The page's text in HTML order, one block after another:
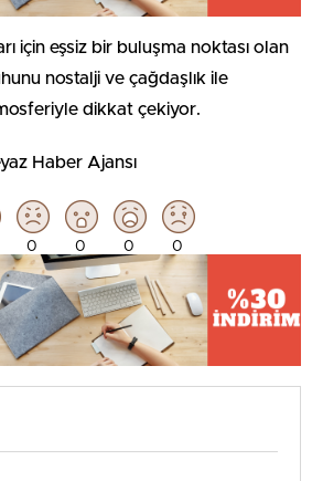
için eşsiz bir buluşma noktası olan
nostalji ve çağdaşlık ile
dikkat çekiyor.
Haber Ajansı
0 0 0 0